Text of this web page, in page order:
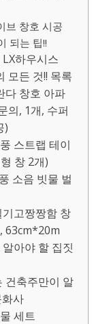
브 창호 시공
되는 팁!!
하우시스
모든 것!! 목록
다 창호 아파
의, 1개, 수퍼
)
스트랩 테이
창 2개)
소음 빗물 벌
고짱짱함 창
63cm*20m
아야 할 집짓
건축주만이 알
사
세트